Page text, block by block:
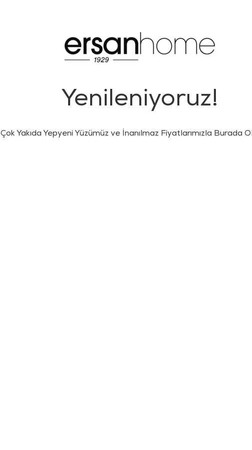
Yenileniyoruz!
Çok Yakıda Yepyeni Yüzümüz ve İnanılmaz Fiyatlarımızla Burada